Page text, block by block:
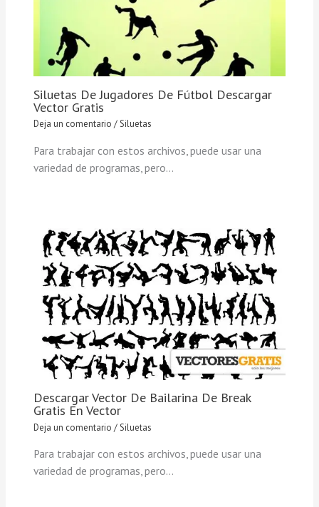
Siluetas De Jugadores De Fútbol Descargar
Vector Gratis
Deja un comentario /Siluetas
Para trabajar con estos archivos, puede usar una
variedad de programas, pero…
Descargar Vector De Bailarina De Break
Gratis En Vector
Deja un comentario /Siluetas
Para trabajar con estos archivos, puede usar una
variedad de programas, pero…